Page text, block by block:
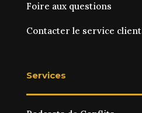
Foire aux questions
Contacter le service client
Services